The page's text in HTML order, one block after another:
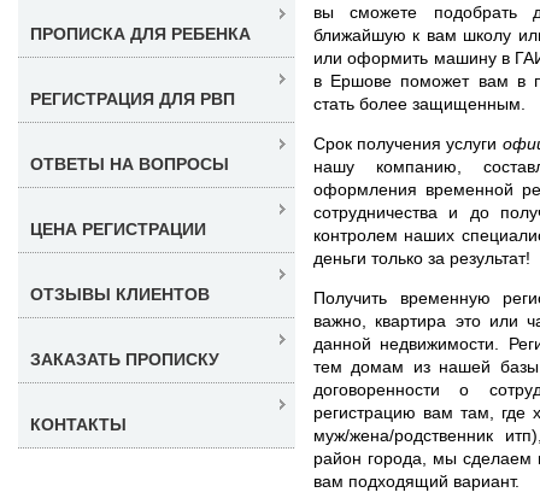
вы сможете подобрать
ближайшую к вам школу
или оформить машину в
в Ершове поможет вам в
стать более защищенным.
Срок получения услуги
нашу компанию,
оформления временной
сотрудничества и до
контролем наших
деньги только за результат!
Получить временную
важно, квартира это или
данной недвижимости.
тем домам из нашей
договоренности о
регистрацию вам там, где
муж/жена/родственник
район города, мы сделаем
вам подходящий вариант.
ПРОПИСКА ДЛЯ РЕБЕНКА
РЕГИСТРАЦИЯ ДЛЯ РВП
ОТВЕТЫ НА ВОПРОСЫ
ЦЕНА РЕГИСТРАЦИИ
ОТЗЫВЫ КЛИЕНТОВ
ЗАКАЗАТЬ ПРОПИСКУ
КОНТАКТЫ